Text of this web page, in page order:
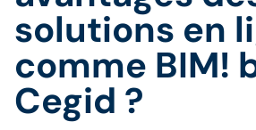
solutions en
comme BIM!
Cegid ?